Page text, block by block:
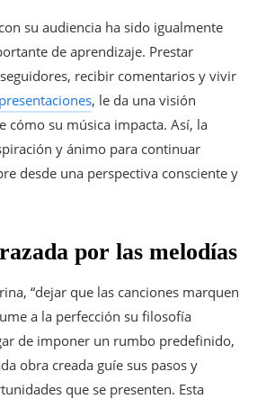
su audiencia ha sido igualmente
de aprendizaje. Prestar
recibir comentarios y vivir
presentaciones, le da una visión
cómo su música impacta. Así, la
y ánimo para continuar
desde una perspectiva consciente y
por las melodías
“dejar que las canciones marquen
a la perfección su filosofía
de imponer un rumbo predefinido,
obra creada guíe sus pasos y
que se presenten. Esta